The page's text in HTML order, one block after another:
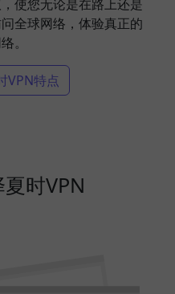
使您无论是在路上还是
全球网络，体验真正的
。
VPN特点
时VPN